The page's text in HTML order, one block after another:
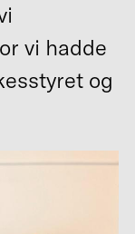
vi hadde
og